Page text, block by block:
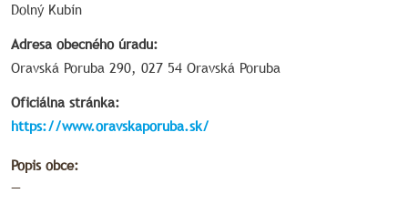
Dolný Kubín
Adresa obecného úradu:
Oravská Poruba 290, 027 54 Oravská Poruba
Oficiálna stránka:
https://www.oravskaporuba.sk/
Popis obce:
—